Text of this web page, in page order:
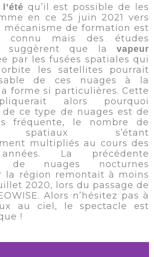
qu’il est possible de les
en ce 25 juin 2021 vers
mécanisme de formation est
connu mais des études
suggèrent que la vapeur
par les fusées spatiales qui
les satellites pourrait
de ces nuages à la
forme si particulières. Cette
alors pourquoi
de ce type de nuages est de
fréquente, le nombre de
spatiaux s’étant
multipliés au cours des
La précédente
de nuages nocturnes
la région remontait à moins
2020, lors du passage de
Alors n’hésitez pas à
au ciel, le spectacle est
!